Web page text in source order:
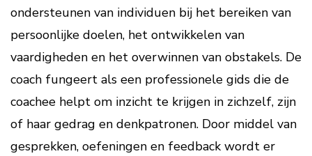
ondersteunen van individuen bij het bereiken van
persoonlijke doelen, het ontwikkelen van
vaardigheden en het overwinnen van obstakels. De
coach fungeert als een professionele gids die de
coachee helpt om inzicht te krijgen in zichzelf, zijn
of haar gedrag en denkpatronen. Door middel van
gesprekken, oefeningen en feedback wordt er